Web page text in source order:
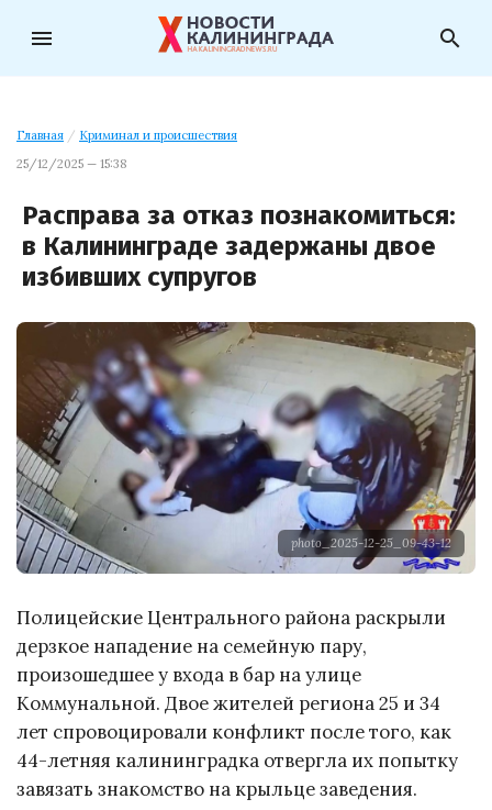
menu search
Главная / Криминал и происшествия
25/12/2025 — 15:38
Расправа за отказ познакомиться:
в Калининграде задержаны двое
избивших супругов
photo_2025-12-25_09-43-12
Полицейские Центрального района раскрыли
дерзкое нападение на семейную пару,
произошедшее у входа в бар на улице
Коммунальной. Двое жителей региона 25 и 34
лет спровоцировали конфликт после того, как
44-летняя калининградка отвергла их попытку
завязать знакомство на крыльце заведения.